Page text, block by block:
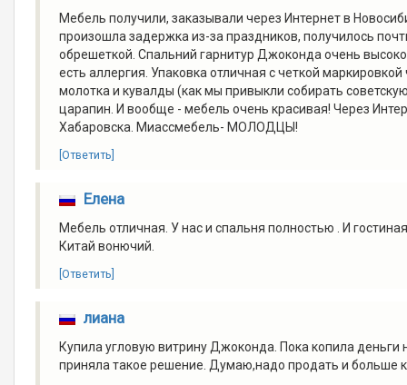
Мебель получили, заказывали через Интернет в
произошла задержка из-за праздников, получилось
обрешеткой. Спальний гарнитур Джоконда очень
есть аллергия. Упаковка отличная с четкой
молотка и кувалды (как мы привыкли собирать
царапин. И вообще - мебель очень красивая! Через
Хабаровска. Миассмебель- МОЛОДЦЫ!
[Ответить]
Елена
Мебель отличная. У нас и спальня полностью . И
Китай вонючий.
[Ответить]
лиана
Купила угловую витрину Джоконда. Пока копила
приняла такое решение. Думаю,надо продать и больше